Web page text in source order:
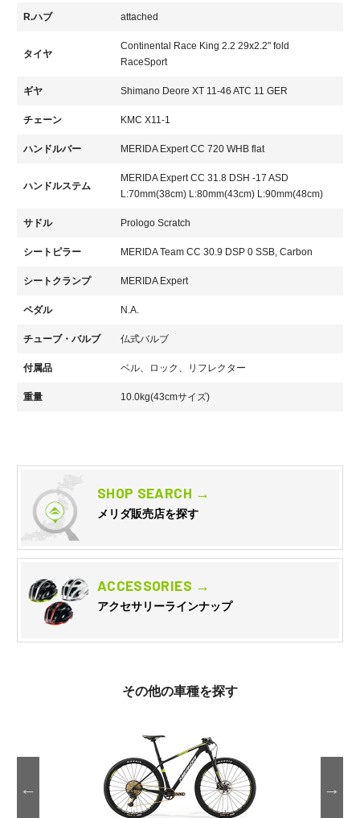
R.ハブ attached
タイヤ
Continental Race King 2.2 29x2.2" fold
RaceSport
ギヤ Shimano Deore XT 11-46 ATC 11 GER
チェーン KMC X11-1
ハンドルバー MERIDA Expert CC 720 WHB flat
ハンドルステム
MERIDA Expert CC 31.8 DSH -17 ASD
L:70mm(38cm) L:80mm(43cm) L:90mm(48cm)
サドル Prologo Scratch
シートピラー MERIDA Team CC 30.9 DSP 0 SSB, Carbon
シートクランプ MERIDA Expert
ペダル N.A.
チューブ・バルブ 仏式バルブ
付属品 ベル、ロック、リフレクター
重量 10.0kg(43cmサイズ)
SHOP SEARCH →
メリダ販売店を探す
ACCESSORIES →
アクセサリーラインナップ
その他の車種を探す